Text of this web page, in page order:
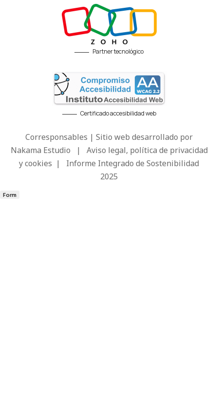
Partner tecnológico
Certificado accesibilidad web
Corresponsables | Sitio web desarrollado por
Nakama Estudio | Aviso legal, política de privacidad
y cookies | Informe Integrado de Sostenibilidad
2025
Form